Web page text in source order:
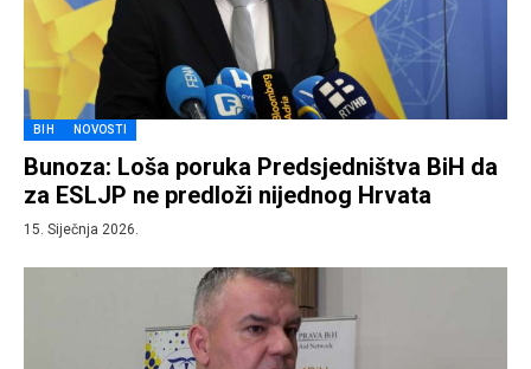
BIH NOVOSTI
Bunoza: Loša poruka Predsjedništva BiH da
za ESLJP ne predloži nijednog Hrvata
15. Siječnja 2026.